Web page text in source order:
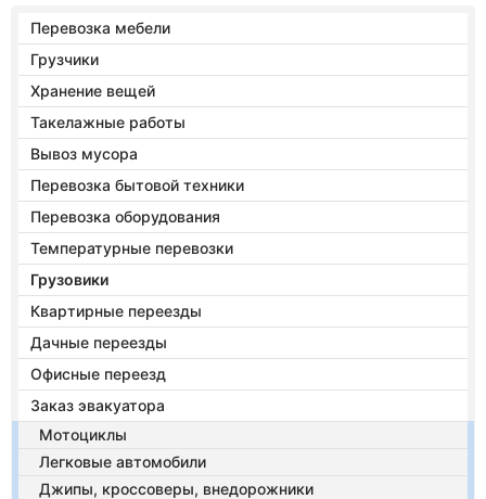
Перевозка мебели
Грузчики
Хранение вещей
Такелажные работы
Вывоз мусора
Перевозка бытовой техники
Перевозка оборудования
Температурные перевозки
Грузовики
Квартирные переезды
Дачные переезды
Офисные переезд
Заказ эвакуатора
Мотоциклы
Легковые автомобили
Джипы, кроссоверы, внедорожники